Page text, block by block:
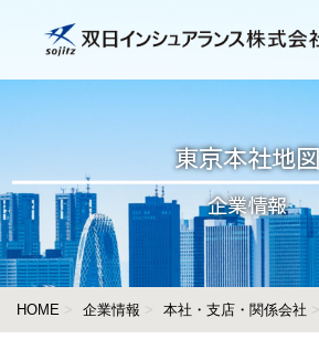
東京本社地図
企業情報
HOME 企業情報 本社・支店・関係会社